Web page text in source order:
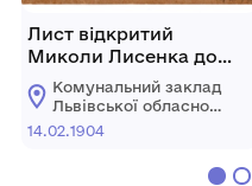
Лист відкритий
Миколи Лисенка до
Омеляна Терлецького в
Тернопіль
Комунальний заклад
Львівської обласної
ради "Львівський
14.02.1904